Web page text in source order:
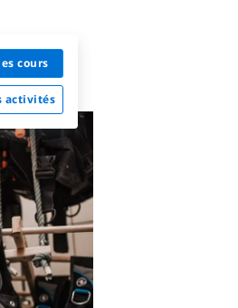
cours
activités